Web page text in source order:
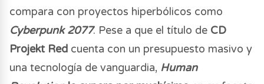
compara con proyectos hiperbólicos como
Cyberpunk 2077. Pese a que el título de CD
Projekt Red cuenta con un presupuesto masivo y
una tecnología de vanguardia, Human